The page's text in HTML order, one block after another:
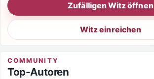
Zufälligen Witz öffnen
Witz einreichen
COMMUNITY
Top-Autoren